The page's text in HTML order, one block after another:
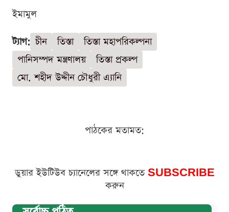
ইমামুল
ট্যাগ: চীন তিস্তা
তিস্তা মহাপরিকল্পনা
পানিসম্পদ মন্ত্রণালয়
তিস্তা প্রকল্প
মো. শহীদ উদ্দীন চৌধুরী এ্যানি
পাঠকের মতামত:
ডুয়ার ইউটিউব চ্যানেলের সঙ্গে থাকতে SUBSCRIBE
করুন